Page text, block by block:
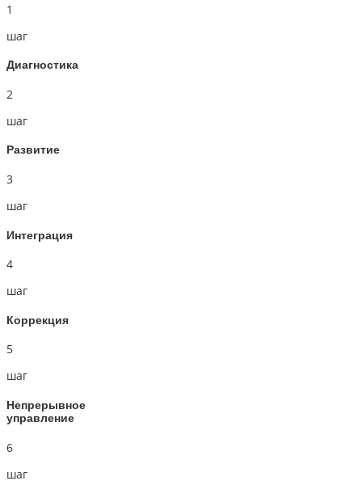
1
шаг
Диагностика
2
шаг
Развитие
3
шаг
Интеграция
4
шаг
Коррекция
5
шаг
Непрерывное
управление
6
шаг